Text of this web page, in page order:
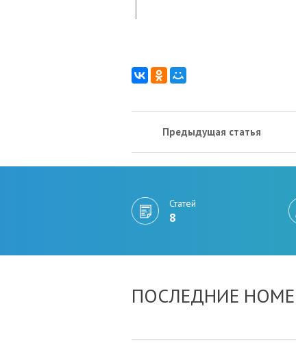
Предыдущая статья
Статей
8
ПОСЛЕДНИЕ